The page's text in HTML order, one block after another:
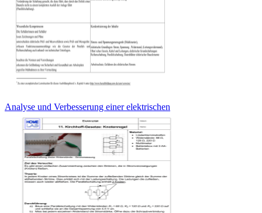
Analyse und Verbesserung einer elektrischen